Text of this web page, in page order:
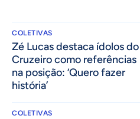
COLETIVAS
Zé Lucas destaca ídolos do
Cruzeiro como referências
na posição: ‘Quero fazer
história’
COLETIVAS